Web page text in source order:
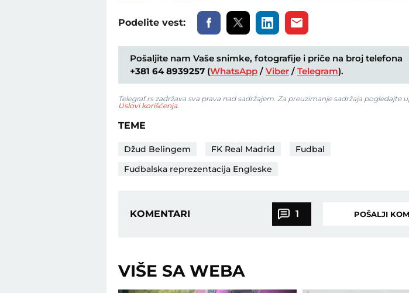
Podelite vest:
Pošaljite nam Vaše snimke, fotografije i priče na broj telefona
+381 64 8939257 (WhatsApp / Viber / Telegram).
Telegraf.rs zadržava sva prava nad sadržajem. Za preuzimanje sadržaja pogledajte
Uslovi korišćenja
TEME
Džud Belingem FK Real Madrid
Fudbal
Fudbalska reprezentacija Engleske
KOMENTARI 1 POŠALJI
VIŠE SA WEBA